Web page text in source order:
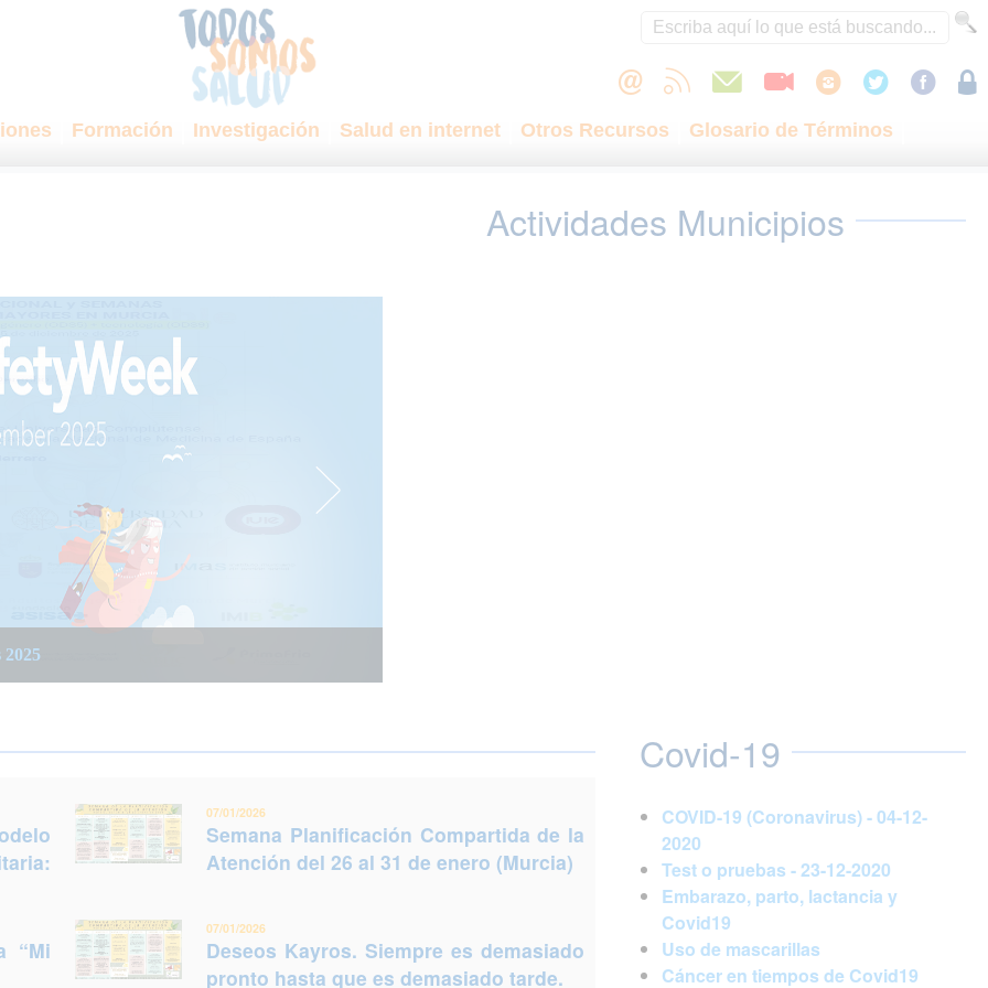
Formación Investigación Salud en internet Otros Recursos
Glosario de Términos
integrada social y sanitaria: Trabajar juntos
del 26 al 31 de enero (Murcia)
2025
Actividades Municipios
07/01/2026
Semana Planificación Compartida de la
Atención del 26 al 31 de enero (Murcia)
“Mi
07/01/2026
Deseos Kayros. Siempre es demasiado
pronto hasta que es demasiado tarde.
Covid-19
COVID-19 (Coronavirus) - 04-12-
2020
Test o pruebas - 23-12-2020
Embarazo, parto, lactancia y
Covid19
Uso de mascarillas
Cáncer en tiempos de Covid19